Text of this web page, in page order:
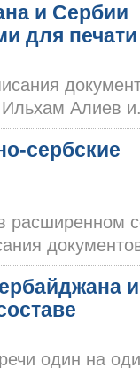
и Сербии
для печати
Ильхам Алиев
сербские
расширенном
и
один на